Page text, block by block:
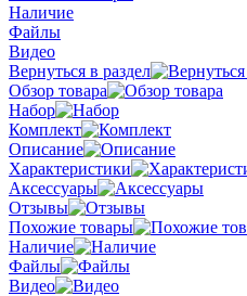
Наличие
Файлы
Видео
Вернуться в раздел
Обзор товара
Набор
Комплект
Описание
Характеристики
Аксессуары
Отзывы
Похожие товары
Наличие
Файлы
Видео